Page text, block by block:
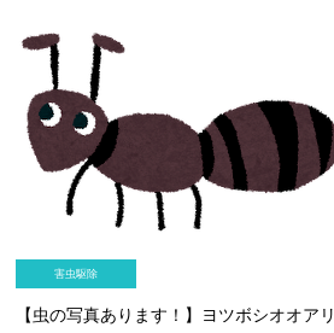
害虫駆除
【虫の写真あります！】ヨツボシオオアリ